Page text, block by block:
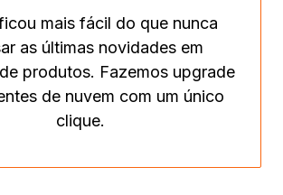
mais fácil do que nunca
as últimas novidades em
produtos. Fazemos upgrade
de nuvem com um único
clique.